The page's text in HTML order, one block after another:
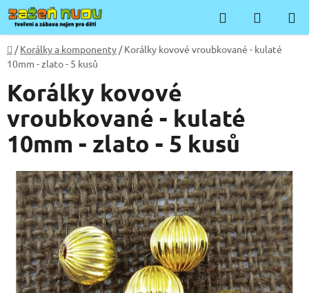
Přejít
na
obsah
Hledat
KOŠÍK
Domů
/ Korálky a komponenty / Korálky kovové vroubkované - kulaté
10mm - zlato - 5 kusů
Korálky kovové
vroubkované - kulaté
10mm - zlato - 5 kusů